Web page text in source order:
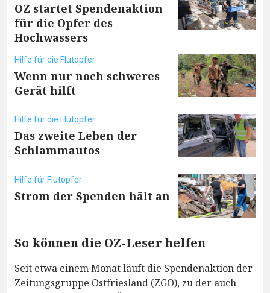
OZ startet Spendenaktion
für die Opfer des
Hochwassers
Hilfe für die Flutopfer
Wenn nur noch schweres
Gerät hilft
Hilfe für die Flutopfer
Das zweite Leben der
Schlammautos
Hilfe für Flutopfer
Strom der Spenden hält an
So können die OZ-Leser helfen
Seit etwa einem Monat läuft die Spendenaktion der
Zeitungsgruppe Ostfriesland (ZGO), zu der auch